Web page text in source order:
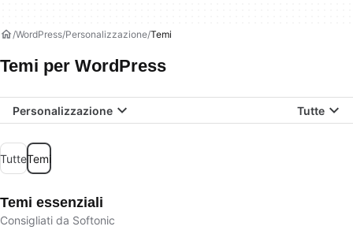
WordPress Personalizzazione Temi
Temi per WordPress
Personalizzazione Tutte
TutteTemi
Temi essenziali
Consigliati da Softonic